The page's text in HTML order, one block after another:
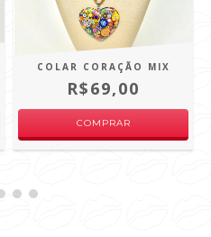
COLAR CORAÇÃO MIX
R$69,00